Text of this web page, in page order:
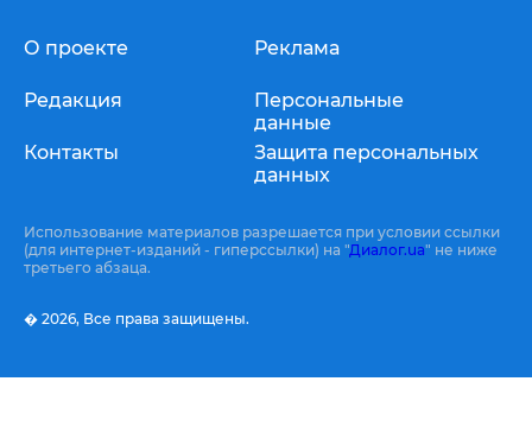
О проекте
Редакция
Контакты
Реклама
Персональные
данные
Защита персональных
данных
Использование материалов разрешается при условии ссылки
(для интернет-изданий - гиперссылки) на "Диалог.ua" не ниже
третьего абзаца.
� 2026, Все права защищены.